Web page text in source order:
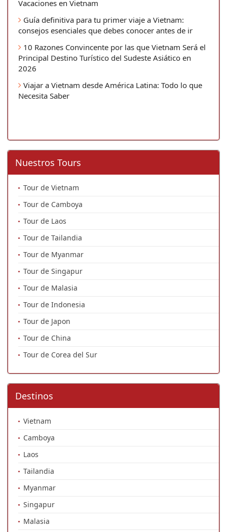
Vacaciones en Vietnam
Guía definitiva para tu primer viaje a Vietnam:
consejos esenciales que debes conocer antes de ir
10 Razones Convincente por las que Vietnam Será el
Principal Destino Turístico del Sudeste Asiático en
2026
Viajar a Vietnam desde América Latina: Todo lo que
Necesita Saber
Nuestros Tours
Tour de Vietnam
Tour de Camboya
Tour de Laos
Tour de Tailandia
Tour de Myanmar
Tour de Singapur
Tour de Malasia
Tour de Indonesia
Tour de Japon
Tour de China
Tour de Corea del Sur
Destinos
Vietnam
Camboya
Laos
Tailandia
Myanmar
Singapur
Malasia